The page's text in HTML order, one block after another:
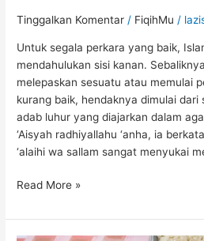
Tinggalkan Komentar / FiqihMu /
Untuk segala perkara yang baik,
mendahulukan sisi kanan.
melepaskan sesuatu atau memulai
kurang baik, hendaknya dimulai dari
adab luhur yang diajarkan dalam
‘Aisyah radhiyallahu ‘anha, ia
‘alaihi wa sallam sangat menyukai
Read More »